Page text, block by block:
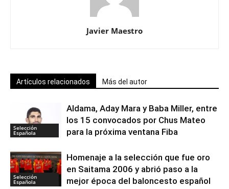
Javier Maestro
Artículos relacionados Más del autor
Selección
Española
Aldama, Aday Mara y Baba Miller, entre
los 15 convocados por Chus Mateo
para la próxima ventana Fiba
Selección
Española
Homenaje a la selección que fue oro
en Saitama 2006 y abrió paso a la
mejor época del baloncesto español